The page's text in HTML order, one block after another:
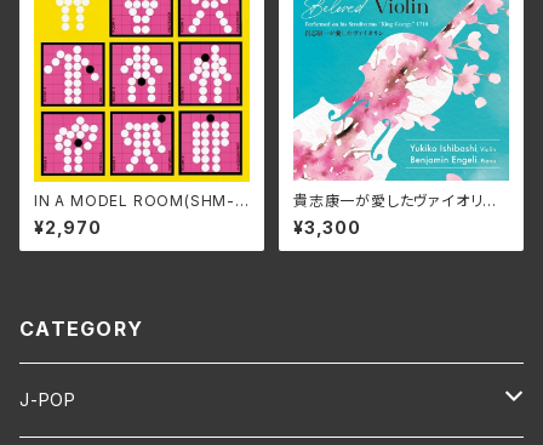
IN A MODEL ROOM(SHM-C
D EDITION)/P-MODEL SS
-1001A(仕様:SHM-CD)
¥2,970
貴志康一が愛したヴァイオリン/
石橋幸子、 ベンジャミン・エンゲ
リ KRS-5627(仕様:CD)
¥3,300
CATEGORY
J-POP